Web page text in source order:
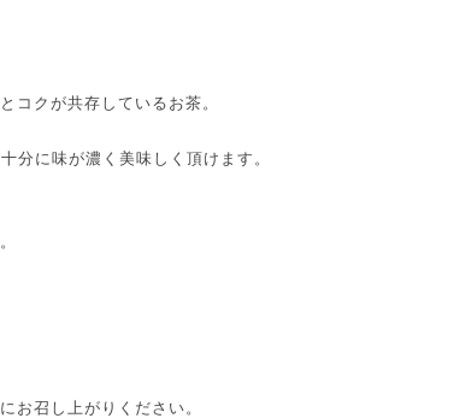
コクが共存しているお茶。
分に味が濃く美味しく頂けます。
お召し上がりください。